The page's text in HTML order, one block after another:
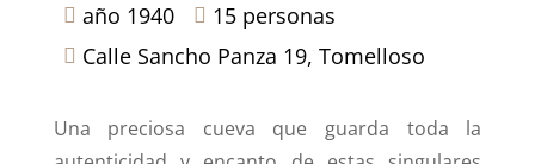
 año 1940  15 personas
 Calle Sancho Panza 19, Tomelloso
Una preciosa cueva que guarda toda la